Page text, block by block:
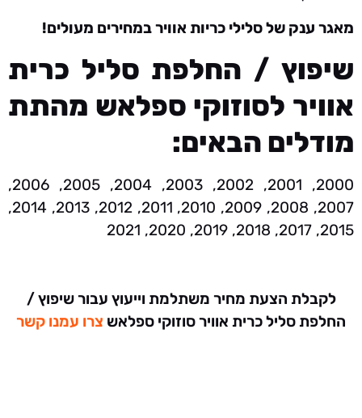
מאגר ענק של סלילי כריות אוויר במחירים מעולים!
שיפוץ / החלפת סליל כרית
אוויר לסוזוקי ספלאש מהתת
מודלים הבאים:
2000, 2001, 2002, 2003, 2004, 2005, 2006,
2007, 2008, 2009, 2010, 2011, 2012, 2013, 2014,
2015, 2017, 2018, 2019, 2020, 2021
לקבלת הצעת מחיר משתלמת וייעוץ עבור שיפוץ /
החלפת סליל כרית אוויר סוזוקי ספלאש צרו עמנו קשר